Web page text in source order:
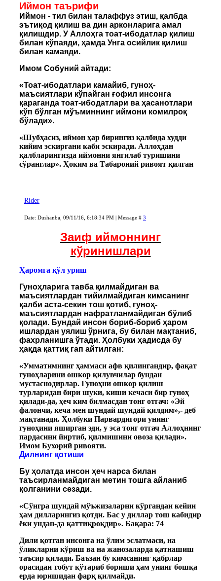
Иймон таърифи
Иймон - тил билан талаффуз этиш, қалбда
эътиқод қилиш ва дин арконларига амал
қилишдир. У Аллоҳга тоат-ибодатлар қилиш
билан кўпаяди, ҳамда Унга осийлик қилиш
билан камаяди.
Имом Собуний айтади:
«Тоат-ибодатлари камайиб, гуноҳ-
маъсиятлари кўпайган ғофил инсонга
қараганда тоат-ибодатлари ва ҳасанотлари
кўп бўлган мўъминнинг иймони комилроқ
бўлади».
«Шубҳасиз, иймон ҳар бирингиз қалбида худди
кийим эскиргани каби эскиради. Аллоҳдан
қалбларингизда иймонни янгилаб туришини
сўранглар». Ҳоким ва Табароний ривоят қилган
Rider
Date: Dushanba, 09/11/16, 6:18:34 PM | Message # 3
Заиф иймоннинг
кўринишлари
Ҳаромга қўл уриш
Гуноҳларига тавба қилмайдиган ва
маъсиятлардан тийилмайдиган кимсанинг
қалби аста-секин тош қотиб, гуноҳ-
маъсиятлардан нафратланмайдиган бўлиб
қолади. Бундай инсон бориб-бориб ҳаром
ишлардан уялиш ўрнига, бу билан мақтаниб,
фахрланишга ўтади. Ҳолбуки ҳадисда бу
ҳақда қаттиқ гап айтилган:
«Умматимнинг ҳаммаси афв қилингандир, фақат
гуноҳларини ошкор қилувчилар бундан
мустаснодирлар. Гуноҳни ошкор қилиш
турларидан бири шуки, киши кечаси бир гуноҳ
қилади-да, ҳеч ким билмасдан тонг отгач: «Эй
фалончи, кеча мен шундай шундай қилдим»,- деб
мақтанади. Ҳолбуки Парвардигори унинг
гуноҳини яширган эди, у эса тонг отгач Аллоҳнинг
пардасини йиртиб, қилмишини овоза қилади».
Имом Бухорий ривояти.
Дилнинг қотиши
Бу ҳолатда инсон ҳеч нарса билан
таъсирланмайдиган метин тошга айланиб
қолганини сезади.
«Сўнгра шундай мўъжизаларни кўргандан кейин
ҳам дилларингиз қотди. Бас у диллар тош кабидир
ёки ундан-да қаттиқроқдир». Бақара: 74
Дили қотган инсонга на ўлим эслатмаси, на
ўликларни кўриш ва на жанозаларда қатнашиш
таъсир қилади. Баъзан бу кимсанинг қабрлар
орасидан тобут кўтариб бориши ҳам унинг бошқа
ерда юришидан фарқ қилмайди.